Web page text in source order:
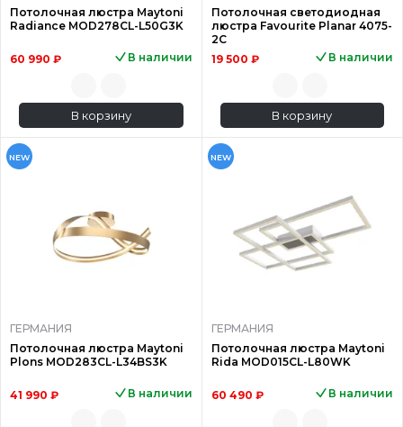
Потолочная люстра Maytoni
Radiance MOD278CL-L50G3K
60 990 ₽ В наличии
В корзину
Потолочная светодиодная
люстра Favourite Planar 4075-
2C
19 500 ₽
В наличии
В корзину
NEW
ГЕРМАНИЯ
Потолочная люстра Maytoni
Plons MOD283CL-L34BS3K
41 990 ₽ В наличии
NEW
ГЕРМАНИЯ
Потолочная люстра Maytoni
Rida MOD015CL-L80WK
60 490 ₽ В наличии